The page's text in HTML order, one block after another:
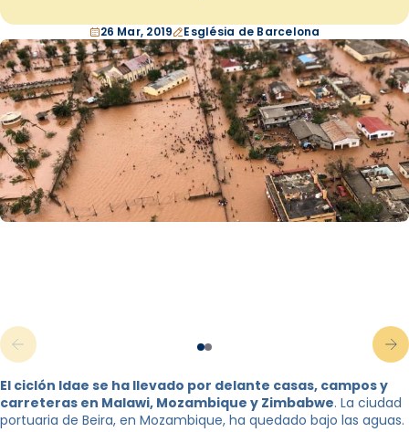
26 Mar, 2019 Església de Barcelona
El ciclón Idae se ha llevado por delante casas, campos y
carreteras en Malawi, Mozambique y Zimbabwe. La ciudad
portuaria de Beira, en Mozambique, ha quedado bajo las aguas.